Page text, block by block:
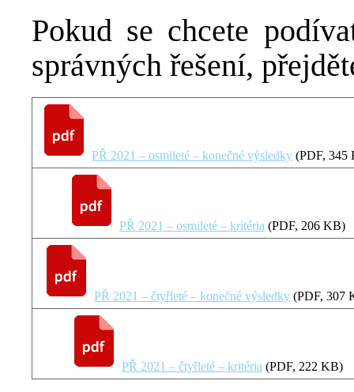
Pokud se chcete
správných řešení,
PŘ 2021 – osmileté – konečné výsledky (PDF, 345
PŘ 2021 – osmileté – kritéria (PDF, 206 KB)
PŘ 2021 – čtyřleté – konečné výsledky (PDF, 307
PŘ 2021 – čtyřleté – kritéria (PDF, 222 KB)